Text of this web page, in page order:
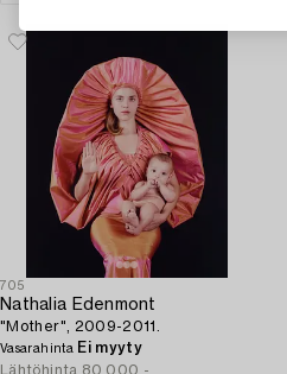
705
Nathalia Edenmont
"Mother", 2009-2011.
Vasarahinta Ei myyty
Lähtöhinta 80 000 -